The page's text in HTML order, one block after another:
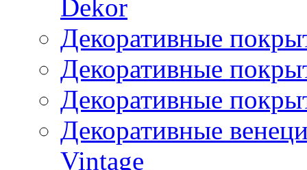
Dekor
Декоративные
Декоративные
Декоративные
Декоративные
Vintage